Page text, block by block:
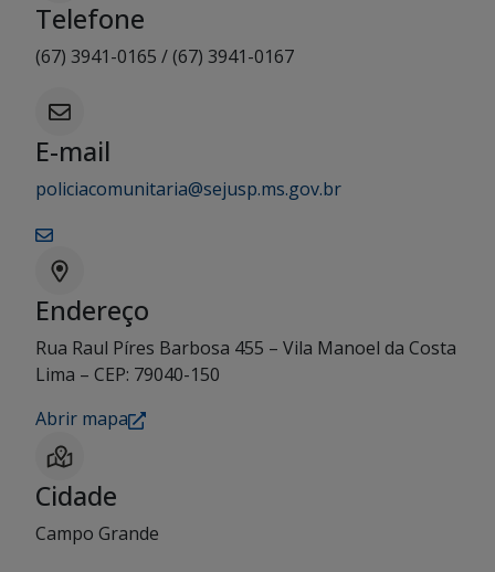
Telefone
(67) 3941-0165 / (67) 3941-0167
E-mail
policiacomunitaria@sejusp.ms.gov.br
Endereço
Rua Raul Píres Barbosa 455 – Vila Manoel da Costa
Lima – CEP: 79040-150
Abrir mapa
Cidade
Campo Grande